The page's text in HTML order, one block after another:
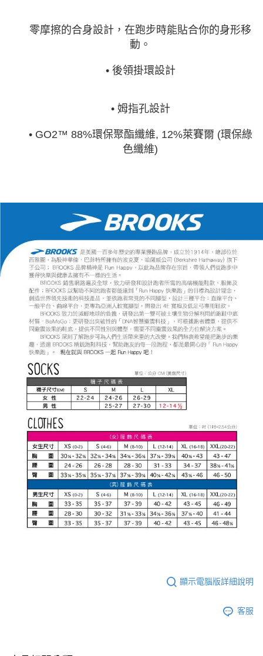
零摩擦的合身設計，在跑步時能貼合你的身形移
動。
• 後領掛環設計
• 姆指孔設計
• GO2™ 88%環保聚酯纖維, 12%萊賽爾 (環保綠
色纖維)
顯示電腦版詳細說明
客服